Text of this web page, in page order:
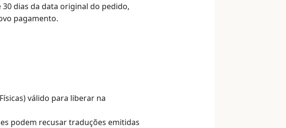
dias da data original do pedido,
pagamento.
válido para liberar na
podem recusar traduções emitidas